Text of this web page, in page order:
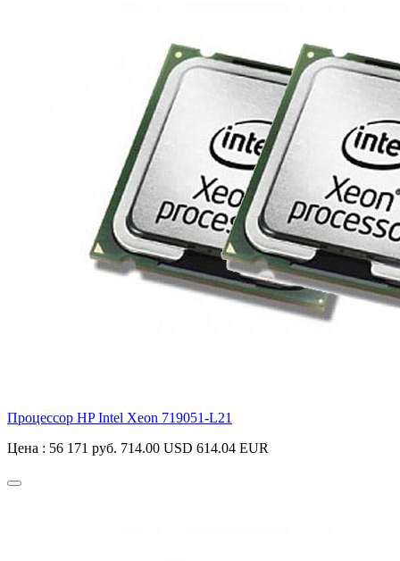
Процессор HP Intel Xeon 719051-L21
Цена : 56 171 руб. 714.00 USD 614.04 EUR